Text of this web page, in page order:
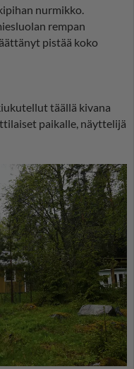
nurmikko.
rempan
pistää koko
täällä kivana
paikalle, näyttelijä